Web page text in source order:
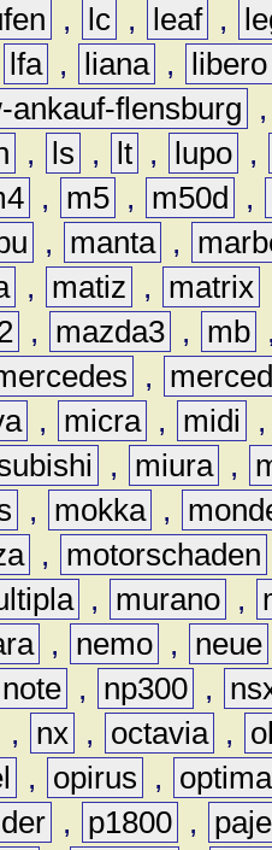
, lc , leaf ,
lfa , liana ,
libero
ankauf-flensburg
, ls , lt , lupo ,
, m5 , m50d ,
, manta ,
, matiz , matrix
, mazda3 , mb
,
, micra , midi
, miura ,
, mokka ,
, motorschaden
, murano ,
, nemo , neue
note , np300 ,
, nx , octavia ,
, opirus ,
optima
, p1800 ,